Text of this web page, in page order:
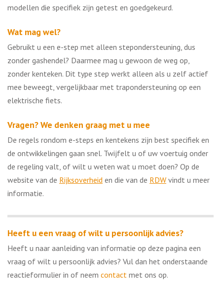
modellen die specifiek zijn getest en goedgekeurd.
Wat mag wel?
Gebruikt u een e-step met alleen stepondersteuning, dus
zonder gashendel? Daarmee mag u gewoon de weg op,
zonder kenteken. Dit type step werkt alleen als u zelf actief
mee beweegt, vergelijkbaar met trapondersteuning op een
elektrische fiets.
Vragen? We denken graag met u mee
De regels rondom e-steps en kentekens zijn best specifiek en
de ontwikkelingen gaan snel. Twijfelt u of uw voertuig onder
de regeling valt, of wilt u weten wat u moet doen? Op de
website van de Rijksoverheid en die van de RDW vindt u meer
informatie.
Heeft u een vraag of wilt u persoonlijk advies?
Heeft u naar aanleiding van informatie op deze pagina een
vraag of wilt u persoonlijk advies? Vul dan het onderstaande
reactieformulier in of neem contact met ons op.